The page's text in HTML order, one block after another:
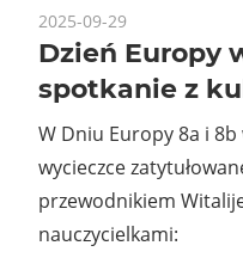
2025-09-29
Dzień Europy
spotkanie z
W Dniu Europy 8a i 8b
wycieczce
przewodnikiem
nauczycielkami: